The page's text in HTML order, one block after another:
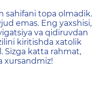
не
sahifani topa olmadik.
emas. Eng yaxshisi,
va qidiruvdan
kiritishda xatolik
Sizga katta rahmat,
xursandmiz!